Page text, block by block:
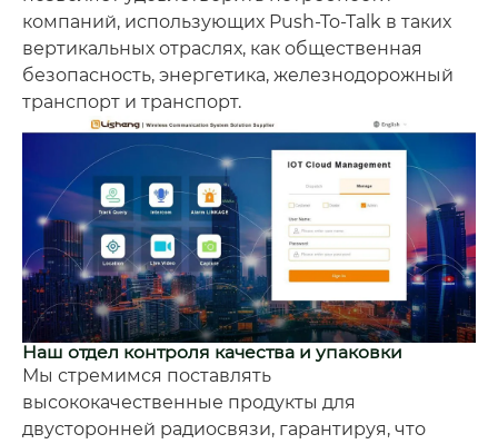
компаний, использующих Push-To-Talk в таких
вертикальных отраслях, как общественная
безопасность, энергетика, железнодорожный
транспорт и транспорт.
Наш отдел контроля качества и упаковки
Мы стремимся поставлять
высококачественные продукты для
двусторонней радиосвязи, гарантируя, что